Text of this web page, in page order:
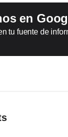
en
tu fuente de